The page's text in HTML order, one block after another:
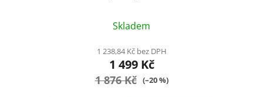
hodnocení
produktu
je
4,9
Skladem
1 238,84 Kč bez DPH
1 499 Kč
1 876 Kč (–20 %)